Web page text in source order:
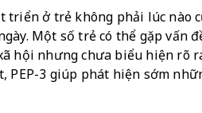
triển ở trẻ không phải lúc nào
Một số trẻ có thể gặp vấn
hội nhưng chưa biểu hiện rõ
PEP-3 giúp phát hiện sớm